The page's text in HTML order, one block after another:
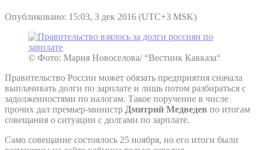
Опубликовано: 15:03, 3 дек 2016 (UTC+3 MSK)
© Фото: Мария Новоселова/ “Вестник Кавказа“
Правительство России может обязать предприятия сначала
выплачивать долги по зарплате и лишь потом разбираться с
задолженностями по налогам. Такое поручение в числе
прочих дал премьер-министр Дмитрий Медведев по итогам
совещания о ситуации с долгами по зарплате.
Само совещание состоялось 25 ноября, но его итоги были